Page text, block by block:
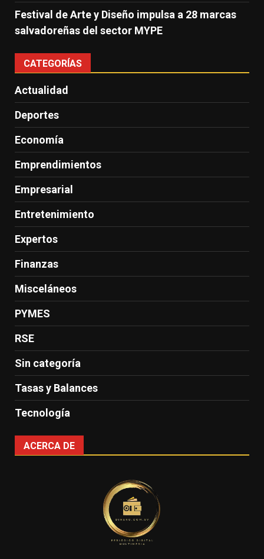
Festival de Arte y Diseño impulsa a 28 marcas
salvadoreñas del sector MYPE
CATEGORÍAS
Actualidad
Deportes
Economía
Emprendimientos
Empresarial
Entretenimiento
Expertos
Finanzas
Misceláneos
PYMES
RSE
Sin categoría
Tasas y Balances
Tecnología
ACERCA DE